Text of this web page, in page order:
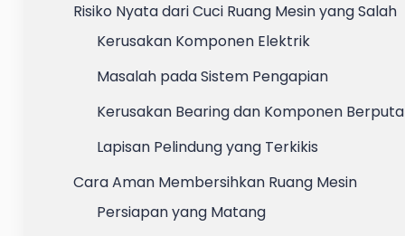
Risiko Nyata dari Cuci Ruang Mesin yang Salah
Kerusakan Komponen Elektrik
Masalah pada Sistem Pengapian
Kerusakan Bearing dan Komponen
Lapisan Pelindung yang Terkikis
Cara Aman Membersihkan Ruang Mesin
Persiapan yang Matang